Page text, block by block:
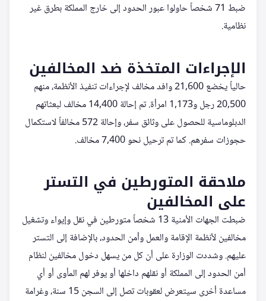
ضبط 71 شخصاً حاولوا عبور الحدود إلى خارج المملكة بطرق غير
نظامية.
الإجراءات المتخذة ضد المخالفين
حالياً يخضع 21,600 وافد مخالف لإجراءات تنفيذ الأنظمة، منهم
20,500 رجل و1,173 امرأة. تم إحالة 14,400 مخالف لبعثاتهم
الدبلوماسية للحصول على وثائق سفر، وإحالة 572 مخالفاً لاستكمال
حجوزات سفرهم. كما تم ترحيل نحو 7,400 مخالف.
ملاحقة المتورطين في التستر
على المخالفين
ضبطت الجهات الأمنية 13 شخصاً متورطين في نقل وإيواء وتشغيل
مخالفين لأنظمة الإقامة والعمل وأمن الحدود، بالإضافة إلى التستر
عليهم. وشددت الوزارة على أن كل من يسهل دخول مخالفين لنظام
أمن الحدود إلى المملكة أو نقلهم داخلها أو يوفر لهم المأوى أو أي
مساعدة أخرى سيتعرض لعقوبات تصل إلى السجن 15 سنة، وغرامة